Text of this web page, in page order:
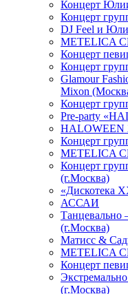
Концерт
Концерт
DJ Feel и
METELICA
Концерт
Концерт
Glamour
Mixon
Концерт
Pre-party
HALOWEEN
Концерт
METELICA
Концерт
(г.Москва)
«Дискотека
АССАИ
Танцевально
(г.Москва)
Матисс &
METELICA
Концерт
(г.Москва)